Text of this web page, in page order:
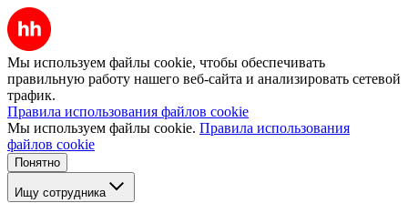
Мы используем файлы cookie, чтобы обеспечивать
правильную работу нашего веб-сайта и анализировать сетевой
трафик.
Правила использования файлов cookie
Мы используем файлы cookie. Правила использования
файлов cookie
Понятно
Ищу сотрудника